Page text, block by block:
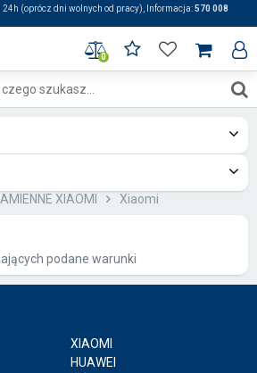
(oprócz dni wolnych od pracy), Informacja:570 008
0
XIAOMI Xiaomi
podane warunki
XIAOMI
HUAWEI